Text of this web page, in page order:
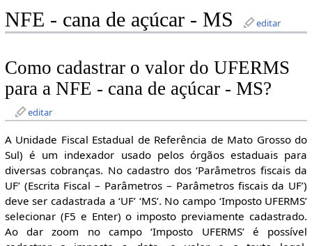
NFE - cana de açúcar - MS editar
Como cadastrar o valor do UFERMS
para a NFE - cana de açúcar - MS?
editar
A Unidade Fiscal Estadual de Referência de Mato Grosso do
Sul) é um indexador usado pelos órgãos estaduais para
diversas cobranças. No cadastro dos ‘Parâmetros fiscais da
UF’ (Escrita Fiscal – Parâmetros – Parâmetros fiscais da UF’)
deve ser cadastrada a ‘UF’ ‘MS’. No campo ‘Imposto UFERMS’
selecionar (F5 e Enter) o imposto previamente cadastrado.
Ao dar zoom no campo ‘Imposto UFERMS’ é possível